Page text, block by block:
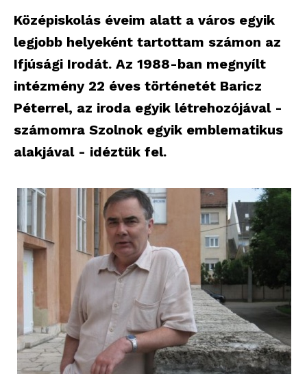
Középiskolás éveim alatt a város egyik
legjobb helyeként tartottam számon az
Ifjúsági Irodát. Az 1988-ban megnyílt
intézmény 22 éves történetét Baricz
Péterrel, az iroda egyik létrehozójával -
számomra Szolnok egyik emblematikus
alakjával - idéztük fel.